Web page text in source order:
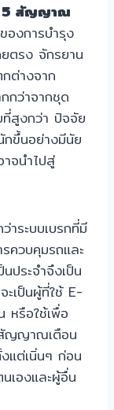
5 สัญญาณ
องการบำรุง
ตรง จักรยาน
ต่างจาก
กว่าจากชุด
ที่สูงกว่า ปัจจัย
กขึ้นอย่างมีนัย
จนำไปสู่
าระบบเบรกที่มี
ควบคุมรถและ
ประจำจึงเป็น
ะเป็นผู้ที่ใช้ E-
หรือใช้เพื่อ
สัญญาณเตือน
แต่เนิ่นๆ ก่อน
เองและผู้อื่น